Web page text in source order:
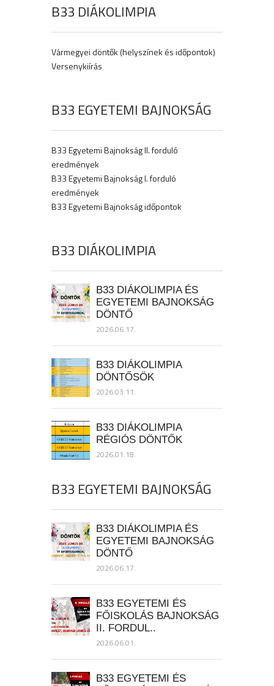
B33 DIÁKOLIMPIA
Vármegyei döntők (helyszínek és időpontok)
Versenykiírás
B33 EGYETEMI BAJNOKSÁG
B33 Egyetemi Bajnokság II. forduló
eredmények
B33 Egyetemi Bajnokság I. forduló
eredmények
B33 Egyetemi Bajnokság időpontok
B33 DIÁKOLIMPIA
B33 DIÁKOLIMPIA ÉS
EGYETEMI BAJNOKSÁG
DÖNTŐ
2026.06.17.
B33 DIÁKOLIMPIA
DÖNTŐSÖK
2026.03.11.
B33 DIÁKOLIMPIA
RÉGIÓS DÖNTŐK
2026.01.18.
B33 EGYETEMI BAJNOKSÁG
B33 DIÁKOLIMPIA ÉS
EGYETEMI BAJNOKSÁG
DÖNTŐ
2026.06.17.
B33 EGYETEMI ÉS
FŐISKOLÁS BAJNOKSÁG
II. FORDUL..
2026.06.01.
B33 EGYETEMI ÉS